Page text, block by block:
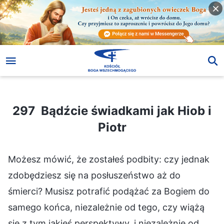
297 Bądźcie świadkami jak Hiob i Piotr
297 Bądźcie świadkami jak Hiob i
Piotr
Możesz mówić, że zostałeś podbity: czy jednak
zdobędziesz się na posłuszeństwo aż do
śmierci? Musisz potrafić podążać za Bogiem do
samego końca, niezależnie od tego, czy wiążą